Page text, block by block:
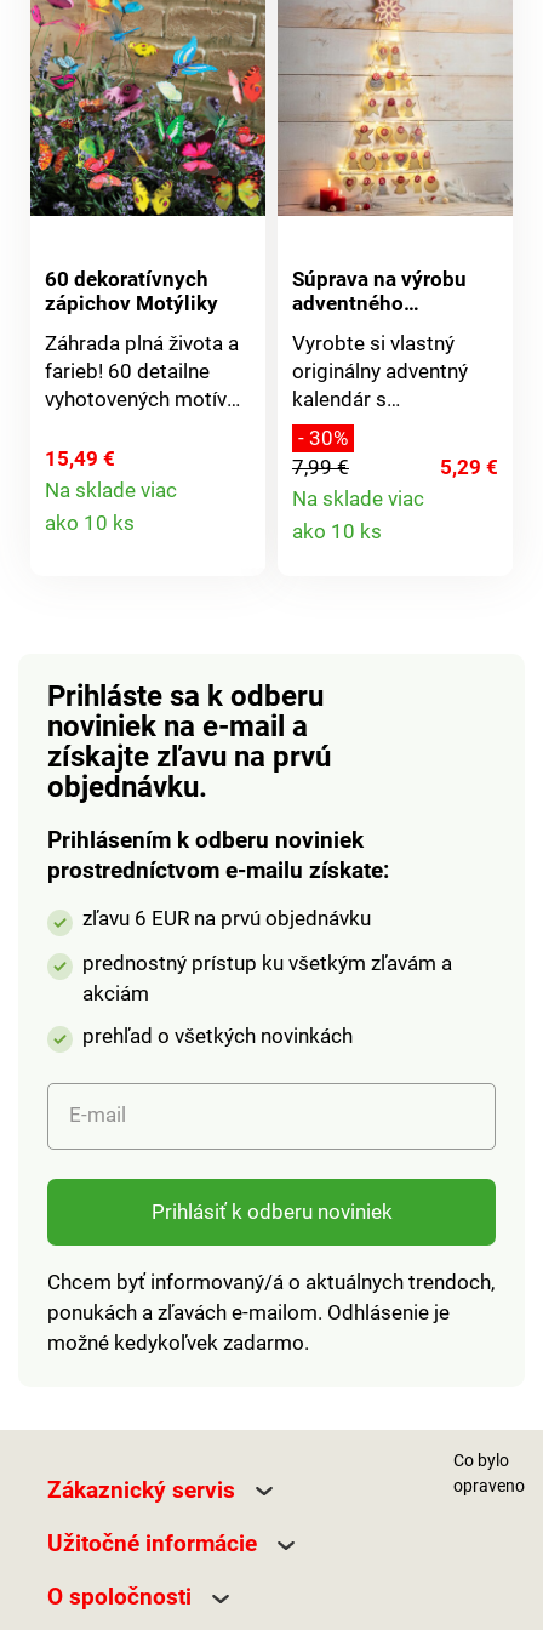
Všestranné použitie.
60 dekoratívnych
zápichov Motýliky
Záhrada plná života a
farieb! 60 detailne
vyhotovených motívov
kvetináče a okenné
hrantíky: 56 motýľov a
4 vážky na tyčkách, k
živé. Gainsborough.
15,49 €
Na sklade viac
ako 10 ks
Súprava na výrobu
adventného
stieracími
samolepkami
Vyrobte si vlastný
originálny adventný
kalendár s
prekvapením. Sada
obsahuje 24 kartičiek,
na ktoré môžete písať
odkazy či malé
prekvapenia, ktoré sa
preglejkové visačky a
zaveste ich na
dekoratívny stromček
na 2x AA batérie (nie
sú súčasťou),
Materiál: drevo, juta,
kartón. Rozmery: 45 x
- 30%
7,99 €
5,29 €
Na sklade viac
ako 10 ks
Prihláste sa k odberu
noviniek na e-mail a
získajte zľavu na prvú
objednávku.
Prihlásením k odberu noviniek
prostredníctvom e-mailu získate:
zľavu 6 EUR na prvú objednávku
prednostný prístup ku všetkým zľavám a
akciám
prehľad o všetkých novinkách
E-mail
Prihlásiť k odberu noviniek
Chcem byť informovaný/á o aktuálnych trendoch,
ponukách a zľavách e-mailom. Odhlásenie je
možné kedykoľvek zadarmo.
Zákaznický servis
Užitočné informácie
O spoločnosti
Co bylo
opraveno